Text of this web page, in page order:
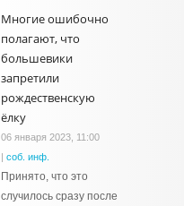
Многие ошибочно
полагают, что
большевики
запретили
рождественскую
ёлку
06 января 2023, 11:00
| соб. инф.
Принято, что это
случилось сразу после